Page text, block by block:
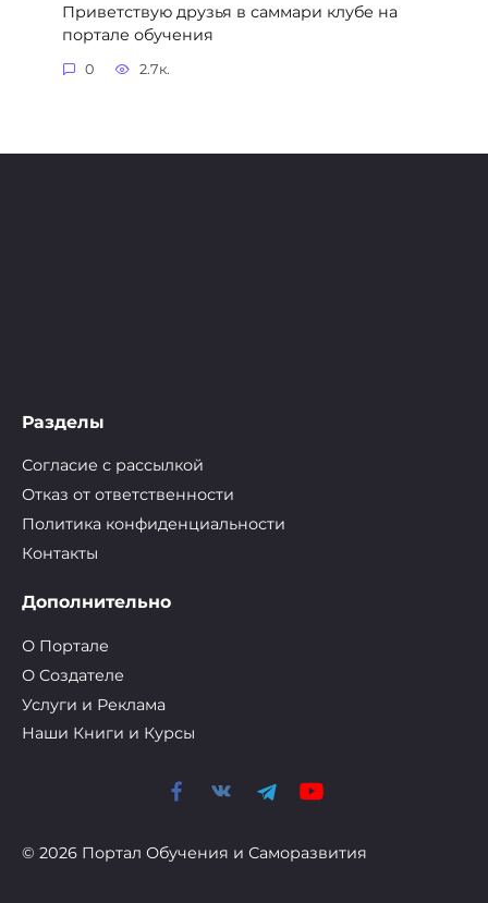
Приветствую друзья в саммари клубе на
портале обучения
0 2.7к.
Разделы
Согласие с рассылкой
Отказ от ответственности
Политика конфиденциальности
Контакты
Дополнительно
О Портале
О Cоздателе
Услуги и Реклама
Наши Книги и Курсы
© 2026 Портал Обучения и Саморазвития